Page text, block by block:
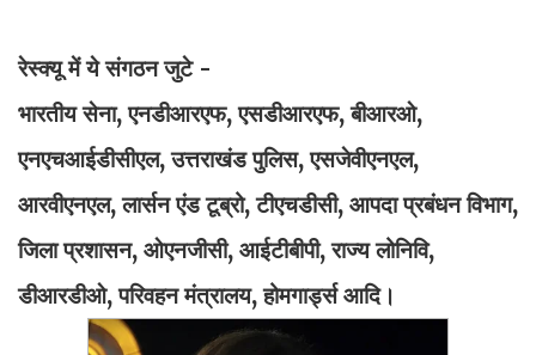
रेस्क्यू में ये संगठन जुटे -
भारतीय सेना, एनडीआरएफ, एसडीआरएफ, बीआरओ,
एनएचआईडीसीएल, उत्तराखंड पुलिस, एसजेवीएनएल,
आरवीएनएल, लार्सन एंड टूब्रो, टीएचडीसी, आपदा प्रबंधन विभाग,
जिला प्रशासन, ओएनजीसी, आईटीबीपी, राज्य लोनिवि,
डीआरडीओ, परिवहन मंत्रालय, होमगार्ड्स आदि।